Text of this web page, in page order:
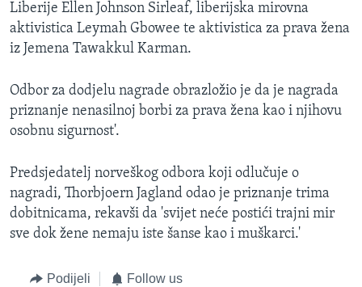
Liberije Ellen Johnson Sirleaf, liberijska mirovna
aktivistica Leymah Gbowee te aktivistica za prava žena
iz Jemena Tawakkul Karman.
Odbor za dodjelu nagrade obrazložio je da je nagrada
priznanje nenasilnoj borbi za prava žena kao i njihovu
osobnu sigurnost'.
Predsjedatelj norveškog odbora koji odlučuje o
nagradi, Thorbjoern Jagland odao je priznanje trima
dobitnicama, rekavši da 'svijet neće postići trajni mir
sve dok žene nemaju iste šanse kao i muškarci.'
Podijeli Follow us